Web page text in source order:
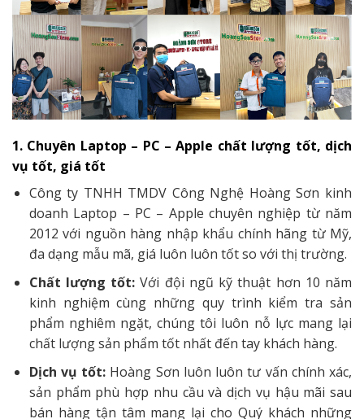
1. Chuyên Laptop – PC – Apple chất lượng tốt, dịch
vụ tốt, giá tốt
Công ty TNHH TMDV Công Nghệ Hoàng Sơn kinh
doanh Laptop – PC – Apple chuyên nghiệp từ năm
2012 với nguồn hàng nhập khẩu chính hãng từ Mỹ,
đa dạng mẫu mã, giá luôn luôn tốt so với thị trường.
Chất lượng tốt: Với đội ngũ kỹ thuật hơn 10 năm
kinh nghiệm cùng những quy trình kiểm tra sản
phẩm nghiêm ngặt, chúng tôi luôn nỗ lực mang lại
chất lượng sản phẩm tốt nhất đến tay khách hàng.
Dịch vụ tốt: Hoàng Sơn luôn luôn tư vấn chính xác,
sản phẩm phù hợp nhu cầu và dịch vụ hậu mãi sau
bán hàng tận tâm mang lại cho Quý khách những